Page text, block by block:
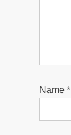
Name*